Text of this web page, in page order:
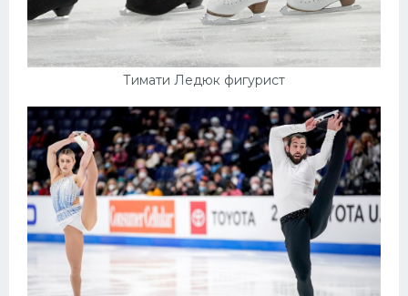
Тимати Ледюк фигурист